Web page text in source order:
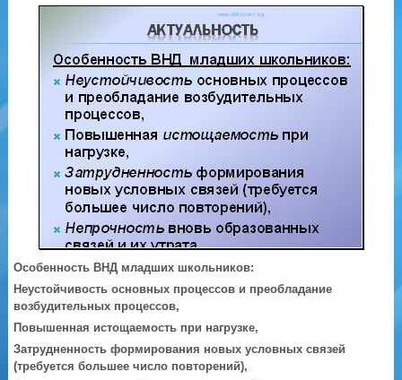
Особенность ВНД младших школьников:
Неустойчивость основных процессов и преобладание
возбудительных процессов,
Повышенная истощаемость при нагрузке,
Затрудненность формирования новых условных связей
(требуется большее число повторений),